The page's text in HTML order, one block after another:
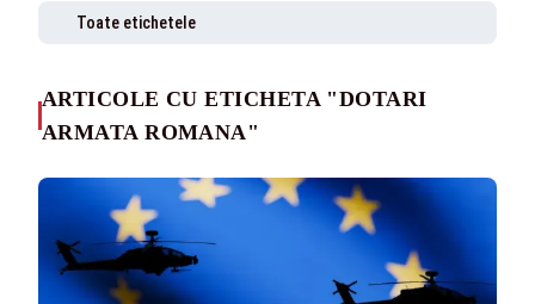
Toate etichetele
ARTICOLE CU ETICHETA "DOTARI
ARMATA ROMANA"